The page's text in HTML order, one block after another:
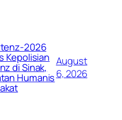
2026
Kepolisian
di Sinak,
Humanis
August
6, 2026